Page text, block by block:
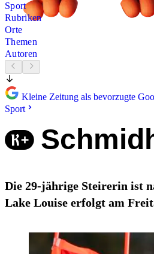
Sport
Rubriken
Orte
Themen
Autoren
Kleine Zeitung als bevorzugte
Sport
Die 29-jährige Steirerin ist
Lake Louise erfolgt am